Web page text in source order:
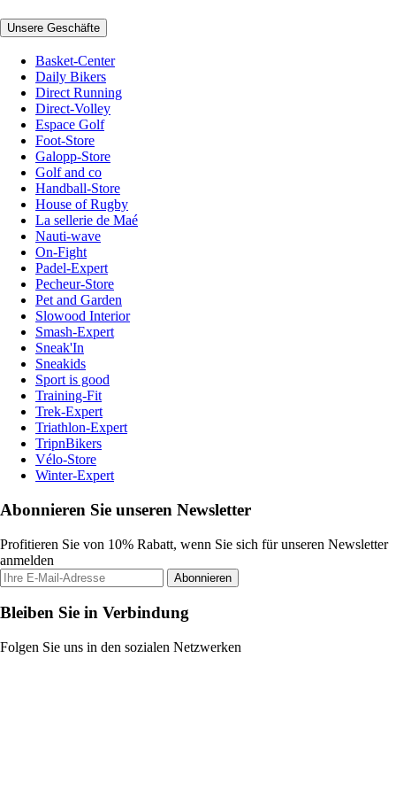
Unsere Geschäfte
Basket-Center
Daily Bikers
Direct Running
Direct-Volley
Espace Golf
Foot-Store
Galopp-Store
Golf and co
Handball-Store
House of Rugby
La sellerie de Maé
Nauti-wave
On-Fight
Padel-Expert
Pecheur-Store
Pet and Garden
Slowood Interior
Smash-Expert
Sneak'In
Sneakids
Sport is good
Training-Fit
Trek-Expert
Triathlon-Expert
TripnBikers
Vélo-Store
Winter-Expert
Abonnieren Sie unseren Newsletter
Profitieren Sie von 10% Rabatt, wenn Sie sich für unseren Newsletter
anmelden
Abonnieren
Bleiben Sie in Verbindung
Folgen Sie uns in den sozialen Netzwerken